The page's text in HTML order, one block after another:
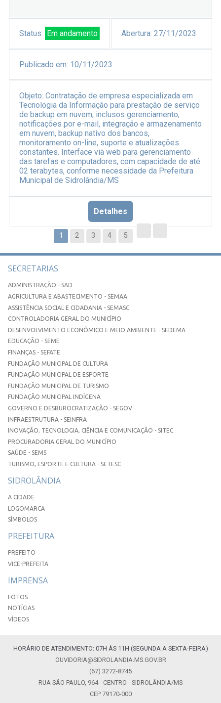
Status: Em andamento Abertura: 27/11/2023
Publicado em: 10/11/2023
Objeto: Contratação de empresa especializada em
Tecnologia da Informação para prestação de serviço
de backup em nuvem, inclusos gerenciamento,
notificações por e-mail, integração e armazenamento
em nuvem, backup nativo dos bancos,
monitoramento on-line, suporte e atualizações
constantes. Interface via web para gerenciamento
das tarefas e computadores, com capacidade de até
02 terabytes, conforme necessidade da Prefeitura
Municipal de Sidrolândia/MS
Detalhes
1 2 3 4 5
SECRETARIAS
ADMINISTRAÇÃO - SAD
AGRICULTURA E ABASTECIMENTO - SEMAA
ASSISTÊNCIA SOCIAL E CIDADANIA - SEMASC
CONTROLADORIA GERAL DO MUNICÍPIO
DESENVOLVIMENTO ECONÔMICO E MEIO AMBIENTE - SEDEMA
EDUCAÇÃO - SEME
FINANÇAS - SEFATE
FUNDAÇÃO MUNICIPAL DE CULTURA
FUNDAÇÃO MUNICIPAL DE ESPORTE
FUNDAÇÃO MUNICIPAL DE TURISMO
FUNDAÇÃO MUNICIPAL INDÍGENA
GOVERNO E DESBUROCRATIZAÇÃO - SEGOV
INFRAESTRUTURA - SEINFRA
INOVAÇÃO, TECNOLOGIA, CIÊNCIA E COMUNICAÇÃO - SITEC
PROCURADORIA GERAL DO MUNICÍPIO
SAÚDE - SEMS
TURISMO, ESPORTE E CULTURA - SETESC
SIDROLÂNDIA
A CIDADE
LOGOMARCA
SÍMBOLOS
PREFEITURA
PREFEITO
VICE-PREFEITA
IMPRENSA
FOTOS
NOTÍCIAS
VÍDEOS
HORÁRIO DE ATENDIMENTO: 07H ÀS 11H (SEGUNDA A SEXTA-FEIRA)
OUVIDORIA@SIDROLANDIA.MS.GOV.BR
(67) 3272-8745
RUA SÃO PAULO, 964 - CENTRO - SIDROLÂNDIA/MS
CEP 79170-000